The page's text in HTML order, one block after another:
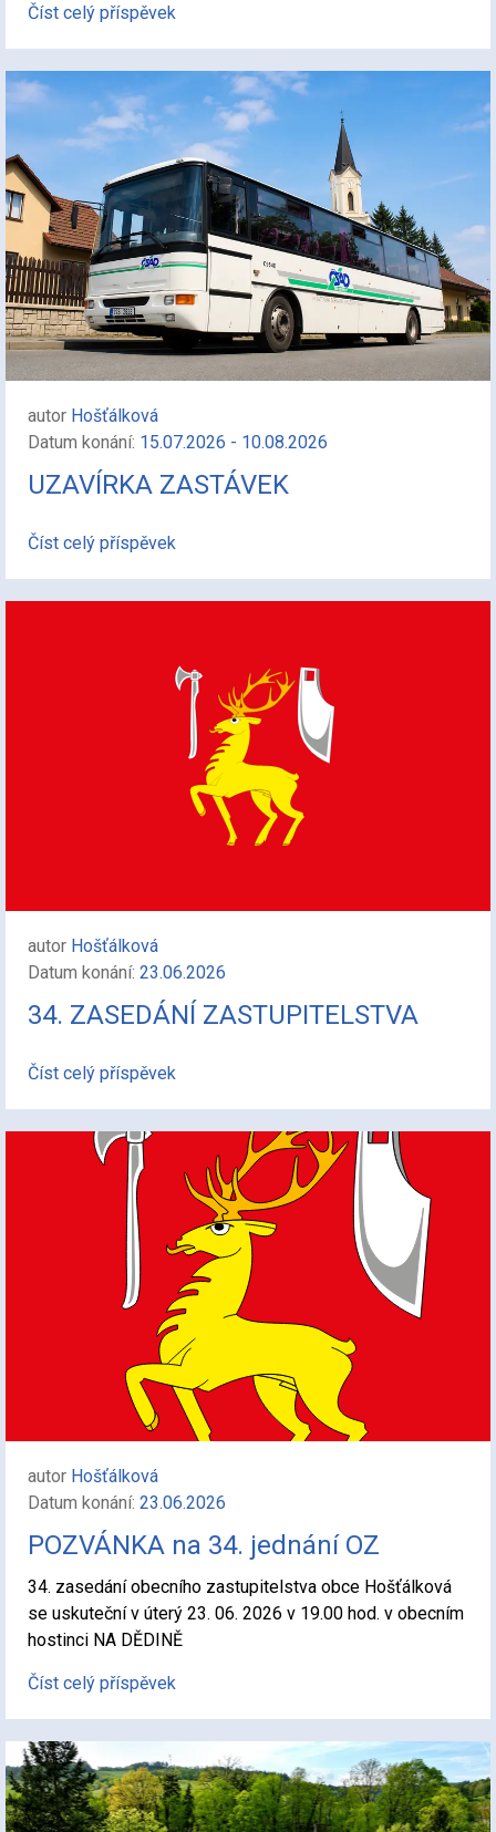
Číst celý příspěvek
autor Hošťálková
Datum konání: 15.07.2026 - 10.08.2026
UZAVÍRKA ZASTÁVEK
Číst celý příspěvek
autor Hošťálková
Datum konání: 23.06.2026
34. ZASEDÁNÍ ZASTUPITELSTVA
Číst celý příspěvek
autor Hošťálková
Datum konání: 23.06.2026
POZVÁNKA na 34. jednání OZ
34. zasedání obecního zastupitelstva obce Hošťálková
se uskuteční v úterý 23. 06. 2026 v 19.00 hod. v obecním
hostinci NA DĚDINĚ
Číst celý příspěvek